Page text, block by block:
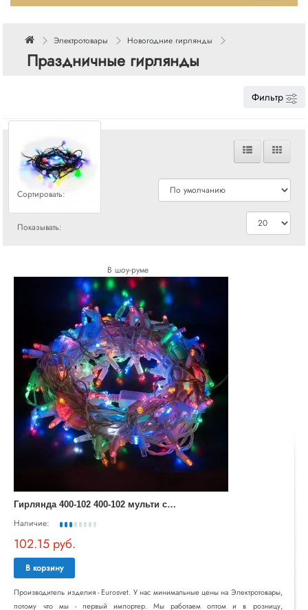
Электротовары Новогодние гирлянды
Праздничные гирлянды
Фильтр
Сравнения
Сортировать:
Показывать:
В шоу-руме
Г
ирлянда 400-102 400-102 мульти с эффектом мерцания
Наличие:
102.15 руб.
В корзину
Производитель изделия - Eurosvet. У нас минимальные цены на Электротовары,
потому что мы - первый импортер. Мы работаем оптом и в розницу,